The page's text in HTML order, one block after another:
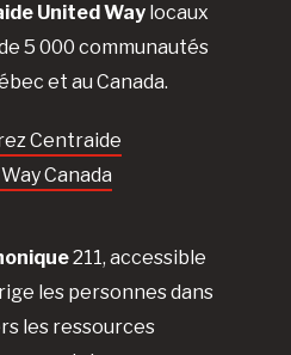
United Waylocaux
5 000 communautés
et au Canada.
Centraide
Canada
211, accessible
les personnes dans
les ressources